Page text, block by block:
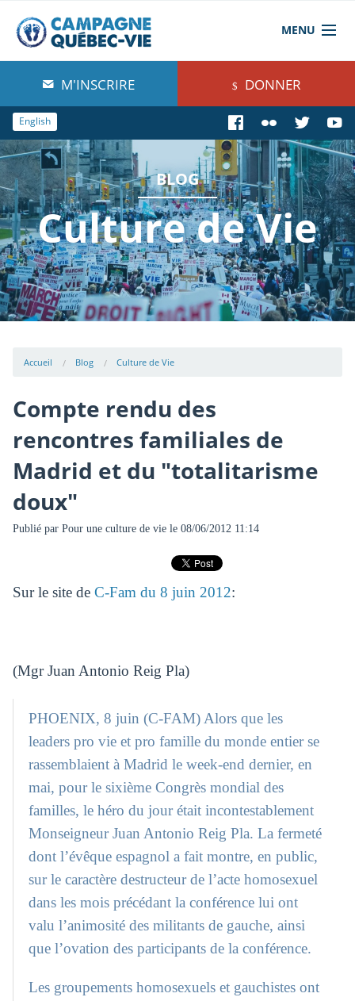
MENU
À propos de nous
Blog
Comprendre
Agir
Boutique
M'INSCRIRE DONNER
English
BLOG
Culture de Vie
Accueil Blog Culture de Vie
Compte rendu des
rencontres familiales de
Madrid et du "totalitarisme
doux"
Publié par Pour une culture de viele 08/06/2012 11:14
Sur le site de C-Fam du 8 juin 2012:
(Mgr Juan Antonio Reig Pla)
PHOENIX, 8 juin (C-FAM) Alors que les
leaders pro vie et pro famille du monde entier se
rassemblaient à Madrid le week-end dernier, en
mai, pour le sixième Congrès mondial des
familles, le héro du jour était incontestablement
Monseigneur Juan Antonio Reig Pla. La fermeté
dont l’évêque espagnol a fait montre, en public,
sur le caractère destructeur de l’acte homosexuel
dans les mois précédant la conférence lui ont
valu l’animosité des militants de gauche, ainsi
que l’ovation des participants de la conférence.
Les groupements homosexuels et gauchistes ont